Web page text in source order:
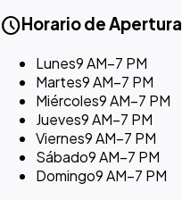
scheduleHorario de Apertura
Lunes9 AM–7 PM
Martes9 AM–7 PM
Miércoles9 AM–7 PM
Jueves9 AM–7 PM
Viernes9 AM–7 PM
Sábado9 AM–7 PM
Domingo9 AM–7 PM